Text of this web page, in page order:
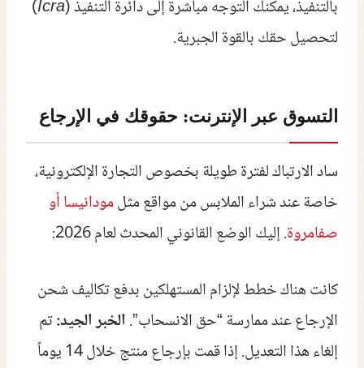
بالتنفيذ، يمكنك التوجه مباشرة إلى دائرة التنفيذ (İcra
)
لتحصيل حقك بالقوة الجبرية.
التسوق عبر الإنترنت: حقوقك في الإرجاع
ساد الارتباك لفترة طويلة بخصوص التجارة الإلكترونية،
خاصة عند شراء الملابس من مواقع مثلمودانيسا أو
صفامروة. إليك الوضع القانوني المحدث لعام 2026:
كانت هناك خطط لإلزام المستهلكين بدفع تكاليف شحن
الإرجاع عند ممارسة “حق الانسحاب”.الخبر الجيد:تم
إلغاء هذا التعديل. إذا قمت بإرجاع منتج خلال 14 يوماً